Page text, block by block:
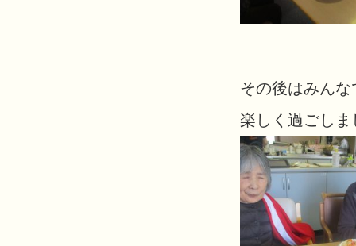
その後はみん
楽しく過ごし